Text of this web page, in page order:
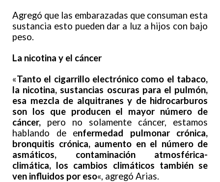
Agregó que las embarazadas que consuman esta
sustancia esto pueden dar a luz a hijos con bajo
peso.
La nicotina y el cáncer
«Tanto el cigarrillo electrónico como el tabaco,
la nicotina, sustancias oscuras para el pulmón,
esa mezcla de alquitranes y de hidrocarburos
son los que producen el mayor número de
cáncer, pero no solamente cáncer, estamos
hablando de enfermedad pulmonar crónica,
bronquitis crónica, aumento en el número de
asmáticos, contaminación atmosférica-
climática, los cambios climáticos también se
ven influidos por eso«, agregó Arias.